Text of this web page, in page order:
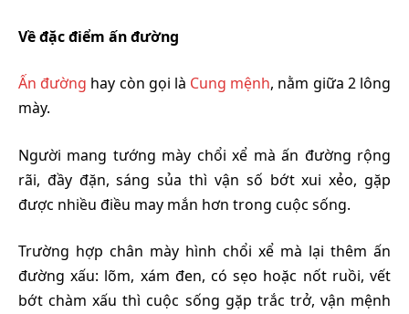
Về đặc điểm ấn đường
Ấn đường hay còn gọi là Cung mệnh, nằm giữa 2 lông
mày.
Người mang tướng mày chổi xể mà ấn đường rộng
rãi, đầy đặn, sáng sủa thì vận số bớt xui xẻo, gặp
được nhiều điều may mắn hơn trong cuộc sống.
Trường hợp chân mày hình chổi xể mà lại thêm ấn
đường xấu: lõm, xám đen, có sẹo hoặc nốt ruồi, vết
bớt chàm xấu thì cuộc sống gặp trắc trở, vận mệnh